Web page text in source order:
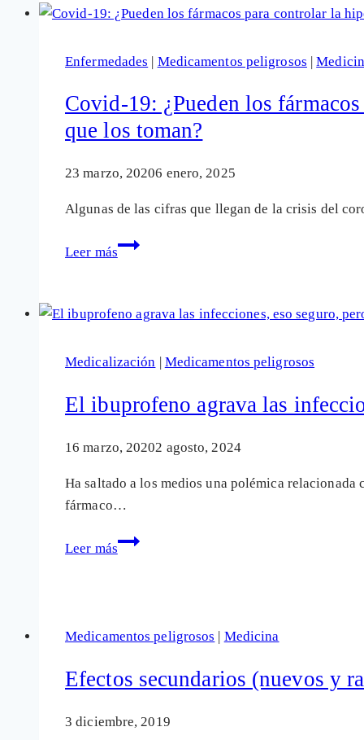
fármacos
uso
aumentan
el
riesgo
complicaciones
la
Enfermedades | Medicamentos peligrosos |
Covid-19: ¿Pueden los
que los toman?
23 marzo, 20206 enero, 2025
Algunas de las cifras que llegan de la crisis del
Leer más
Covid-
los
para
la
hipertensión
empeorar
situación
de
infectados
Medicalización Medicamentos peligrosos
El ibuprofeno agrava las
16 marzo, 20202 agosto, 2024
Ha saltado a los medios una polémica
fármaco…
Leer más
El
infecciones,
seguro,
pero
en
Medicamentos peligrosos Medicina
Efectos secundarios (nuevos y
3 diciembre, 2019